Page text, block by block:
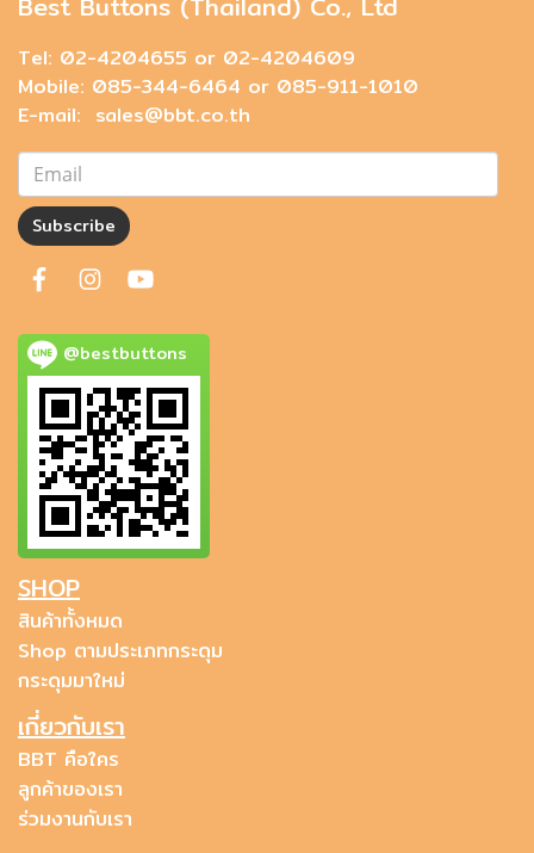
Tel: 02-4204655 or 02-4204609
Mobile: 085-344-6464 or 085-911-1010
E-mail: sales@bbt.co.th
Subscribe
@bestbuttons
SHOP
สินค้าทั้งหมด
Shop ตามประเภทกระดุม
กระดุมมาใหม่
เกี่ยวกับเรา
BBT คือใคร
ลูกค้าของเรา
ร่วมงานกับเรา